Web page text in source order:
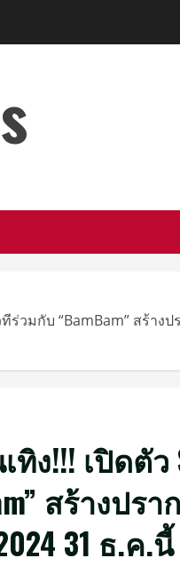
วมกับ “BamBam” สร้าง
!!! เปิดตัว
สร้างปร
31 ธ.ค.